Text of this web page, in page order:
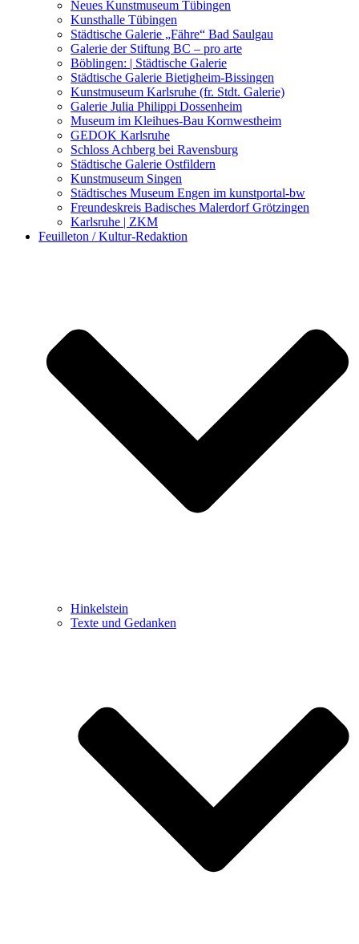
Kunstwettbewerbe, Ausschreibungen für Künstler
Neues Kunstmuseum Tübingen
Kunsthalle Tübingen
Städtische Galerie „Fähre“ Bad Saulgau
Galerie der Stiftung BC – pro arte
Böblingen: | Städtische Galerie
Städtische Galerie Bietigheim-Bissingen
Kunstmuseum Karlsruhe (fr. Stdt. Galerie)
Galerie Julia Philippi Dossenheim
Museum im Kleihues-Bau Kornwestheim
GEDOK Karlsruhe
Schloss Achberg bei Ravensburg
Städtische Galerie Ostfildern
Kunstmuseum Singen
Städtisches Museum Engen im kunstportal-bw
Freundeskreis Badisches Malerdorf Grötzingen
Karlsruhe | ZKM
Feuilleton / Kultur-Redaktion
Hinkelstein
Texte und Gedanken